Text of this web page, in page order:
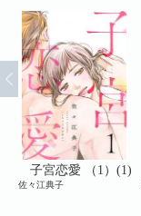
子宮恋愛 （1）(1)
佐々江典子